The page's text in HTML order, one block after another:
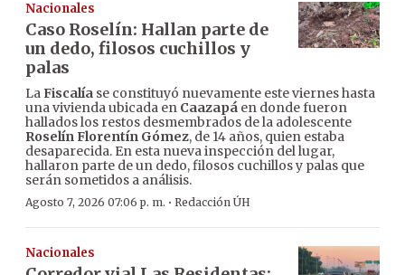
Nacionales
Caso Roselín: Hallan parte de
un dedo, filosos cuchillos y
palas
LaFiscalía se constituyó nuevamente este viernes hasta
una vivienda ubicada en Caazapá en donde fueron
hallados los restos desmembrados de la adolescente
Roselín Florentín Gómez, de 14 años, quien estaba
desaparecida. En esta nueva inspección del lugar,
hallaron parte de un dedo, filosos cuchillos y palas que
serán sometidos a análisis.
Agosto 7, 2026 07:06 p. m. · Redacción ÚH
Nacionales